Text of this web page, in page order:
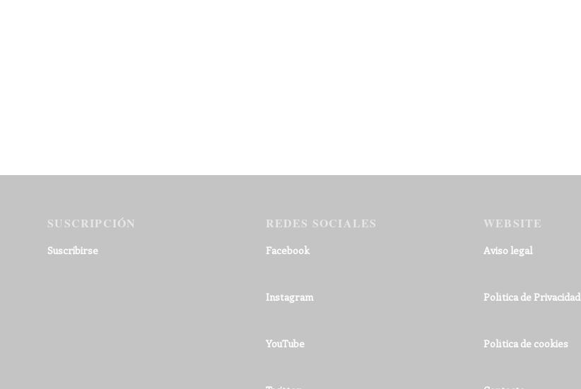
SUSCRIPCIÓN
Suscribirse
REDES SOCIALES
Facebook
Instagram
YouTube
WEBSITE
Aviso legal
Política de Privacidad
Política de cookies